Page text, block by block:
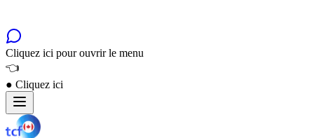
Cliquez ici pour ouvrir le menu
👈
● Cliquez ici